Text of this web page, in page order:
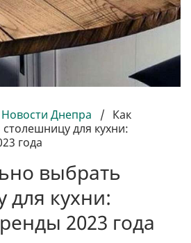
Новости Днепра / Как
для кухни:
года
выбрать
для кухни:
2023 года